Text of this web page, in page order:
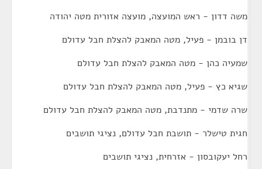
משה דדון - ראש המועצה, מועצה אזורית מטה יהודה
דן בובמן - פעיל, מטה המאבק להצלת חבל עדולם
שמעיה כהן - מטה המאבק להצלת חבל עדולם
שגיא כץ - פעיל, מטה המאבק להצלת חבל עדולם
שרה שדמי - מתנדבת, מטה המאבק להצלת חבל עדולם
חגית טישלר - תושבת חבל עדולם, נציגי תושבים
רחל יעקובסון - אזרחית, נציגי תושבים